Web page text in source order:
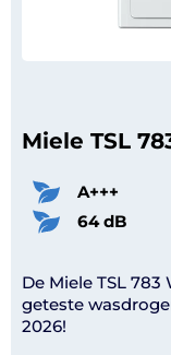
Miele TSL
A+++
64 dB
De Miele TSL
geteste
2026!